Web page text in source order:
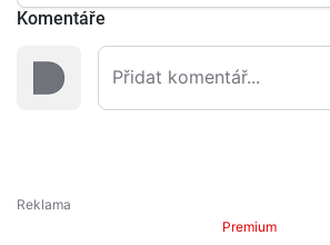
Komentáře
Premium